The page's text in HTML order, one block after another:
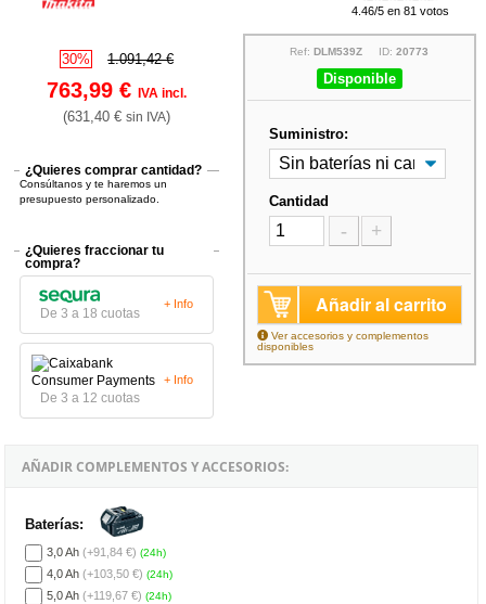
4.46/5 en 81 votos
30% 1.091,42 €
763,99 €IVA incl.
(631,40 €sin IVA)
¿Quieres comprar cantidad?
Consúltanos y te haremos un
presupuesto personalizado.
¿Quieres fraccionar tu
compra?
De 3 a 18 cuotas
+ Info
De 3 a 12 cuotas
+ Info
Ref:DLM539Z ID:20773
Disponible
Suministro:
Cantidad
- +
Añadir al carrito
Ver accesorios y complementos
disponibles
AÑADIR COMPLEMENTOS Y ACCESORIOS:
Baterías:
3,0 Ah (+91,84 €) (24h)
4,0 Ah (+103,50 €) (24h)
5,0 Ah (+119,67 €) (24h)